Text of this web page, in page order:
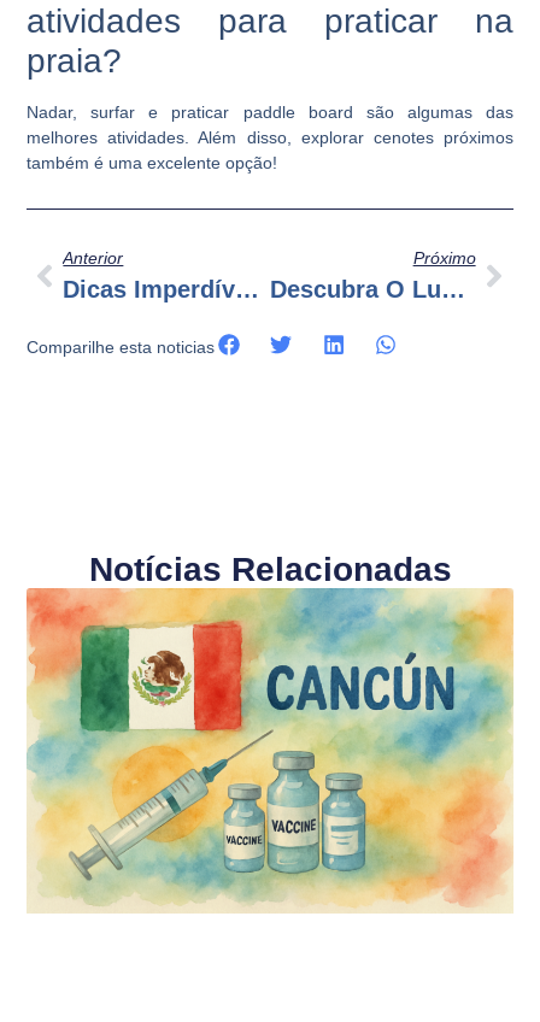
atividades para praticar na
praia?
Nadar, surfar e praticar paddle board são algumas das
melhores atividades. Além disso, explorar cenotes próximos
também é uma excelente opção!
Anterior
Dicas Imperdíveis Para Uma Viagem Em Família A Cancun
Próximo
Descubra O Luxo Em Cancun: O Resort Dos Seus Sonhos
Comparilhe esta noticias
Notícias Relacionadas